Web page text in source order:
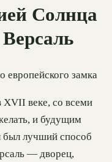
Солнца
европейского замка
веке, со всеми
и будущим
был лучший способ
— дворец,